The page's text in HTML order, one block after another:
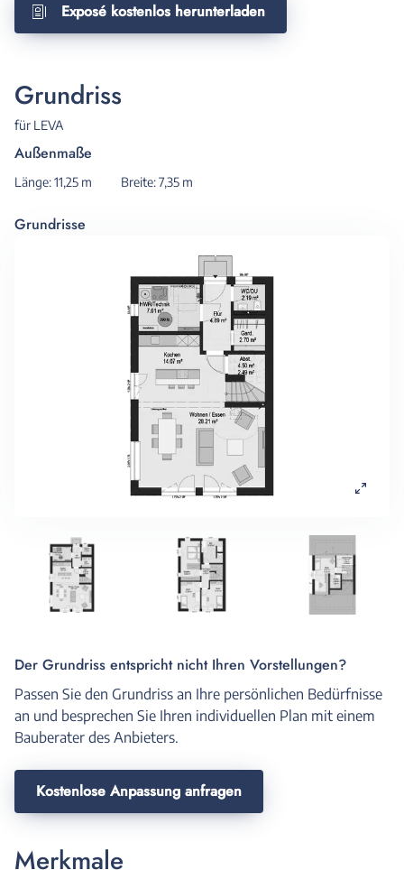
Exposé kostenlos herunterladen
Grundriss
für LEVA
Außenmaße
Länge: 11,25 m Breite: 7,35 m
Grundrisse
Der Grundriss entspricht nicht Ihren Vorstellungen?
Passen Sie den Grundriss an Ihre persönlichen Bedürfnisse
an und besprechen Sie Ihren individuellen Plan mit einem
Bauberater des Anbieters.
Kostenlose Anpassung anfragen
Merkmale